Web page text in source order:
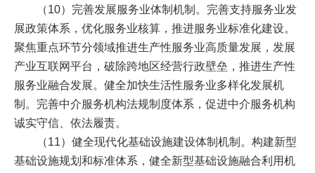
（10）完善发展服务业体制机制。完善支持服务业发
展政策体系，优化服务业核算，推进服务业标准化建设。
聚焦重点环节分领域推进生产性服务业高质量发展，发展
产业互联网平台，破除跨地区经营行政壁垒，推进生产性
服务业融合发展。健全加快生活性服务业多样化发展机
制。完善中介服务机构法规制度体系，促进中介服务机构
诚实守信、依法履责。
（11）健全现代化基础设施建设体制机制。构建新型
基础设施规划和标准体系，健全新型基础设施融合利用机